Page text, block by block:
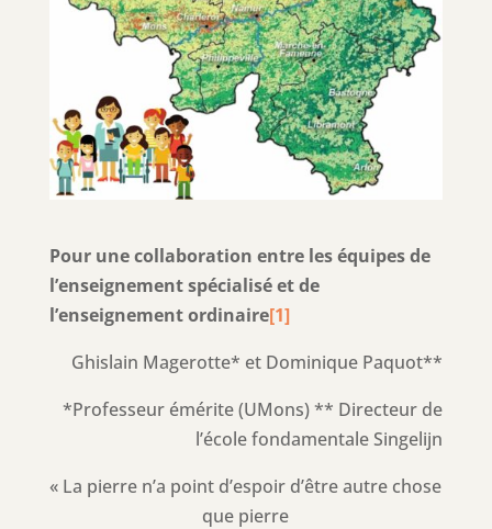
Pour une collaboration entre les équipes de
l’enseignement spécialisé et de
l’enseignement ordinaire[1]
Ghislain Magerotte* et Dominique Paquot**
*Professeur émérite (UMons) ** Directeur de
l’école fondamentale Singelijn
« La pierre n’a point d’espoir d’être autre chose
que pierre